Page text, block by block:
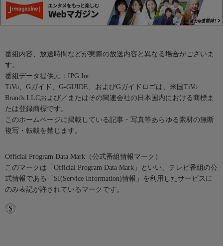
番組内容、放送時間などが実際の放送内容と異なる場合がございま
す。
番組データ提供元：IPG Inc.
TiVo、Gガイド、G-GUIDE、およびGガイドロゴは、米国TiVo
Brands LLCおよび／またはその関連会社の日本国内における商標ま
たは登録商標です。
このホームページに掲載している記事・写真等あらゆる素材の無断
複写・転載を禁じます。
Official Program Data Mark（公式番組情報マーク）
このマークは「Official Program Data Mark」といい、テレビ番組の公
式情報である「SI(Service Information)情報」を利用したサービスに
のみ表記が許されているマークです。